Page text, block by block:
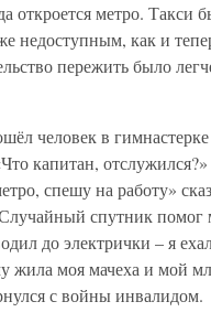
откроется метро. Такси
недоступным, как и
пережить было
человек в
капитан,
спешу на работу»
спутник помог
до электрички – я
жила моя мачеха и мой
с войны инвалидом.